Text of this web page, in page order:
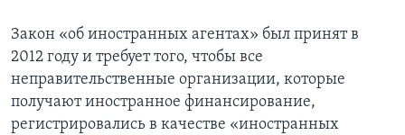
Закон «об иностранных агентах» был принят в
2012 году и требует того, чтобы все
неправительственные организации, которые
получают иностранное финансирование,
регистрировались в качестве «иностранных